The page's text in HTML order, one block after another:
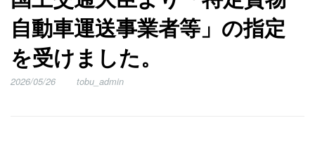
自動車運送事業者等」の指定
を受けました。
2026/05/26 tobu_admin